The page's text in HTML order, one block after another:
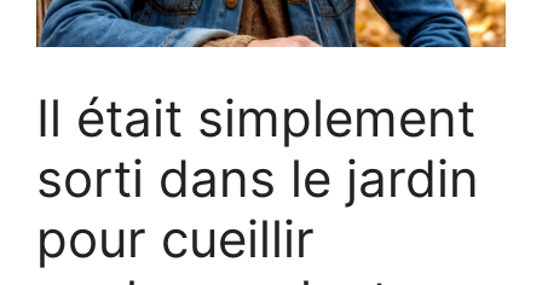
Il était simplement
sorti dans le jardin
pour cueillir